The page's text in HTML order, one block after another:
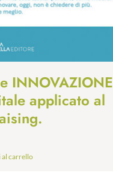
INNOVAZIONE
applicato al
al carrello